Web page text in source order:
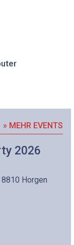
» MEHR EVENTS
2026
Horgen